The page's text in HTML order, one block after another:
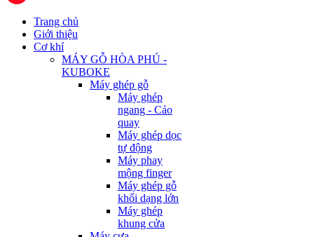
Trang chủ
Giới thiệu
Cơ khí
MÁY GỖ HÒA PHÚ -
KUBOKE
Máy ghép gỗ
Máy ghép
ngang - Cảo
quay
Máy ghép dọc
tự động
Máy phay
mộng finger
Máy ghép gỗ
khối dạng lớn
Máy ghép
khung cửa